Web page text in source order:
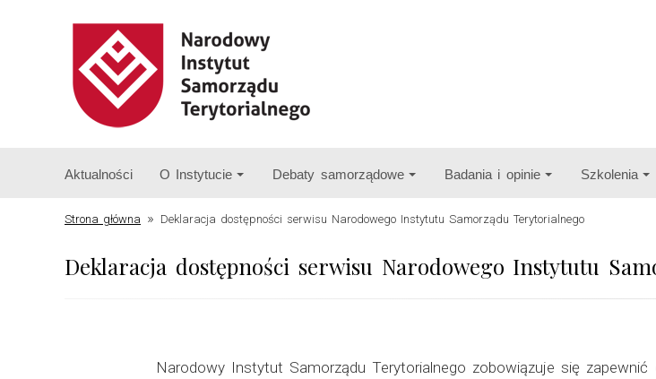
Aktualności O Instytucie Debaty samorządowe Badania i opinie Szkolenia
Strona główna » Deklaracja dostępności serwisu Narodowego Instytutu Samorządu Terytorialnego
Deklaracja dostępności serwisu Narodowego Instytutu
Narodowy Instytut Samorządu Terytorialnego zobowiązuje się